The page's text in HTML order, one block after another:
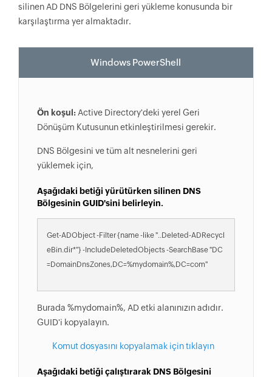
silinen AD DNS Bölgelerini geri yükleme konusunda bir
karşılaştırma yer almaktadır.
Windows PowerShell
Ön koşul: Active Directory'deki yerel Geri
Dönüşüm Kutusunun etkinleştirilmesi gerekir.
DNS Bölgesini ve tüm alt nesnelerini geri
yüklemek için,
Aşağıdaki betiği yürütürken silinen DNS
Bölgesinin GUID'sini belirleyin.
Get-ADObject -Filter {name -like "..Deleted-ADRecycl
eBin.dir*"} -IncludeDeletedObjects -SearchBase "DC
=DomainDnsZones,DC=%mydomain%,DC=com"
Burada %mydomain%, AD etki alanınızın adıdır.
GUID'i kopyalayın.
Komut dosyasını kopyalamak için tıklayın
Aşağıdaki betiği çalıştırarak DNS Bölgesini